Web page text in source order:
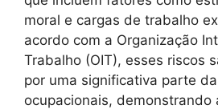
moral e cargas de trabalho
acordo com a Organização
Trabalho (OIT), esses riscos
por uma significativa parte
ocupacionais, demonstrando